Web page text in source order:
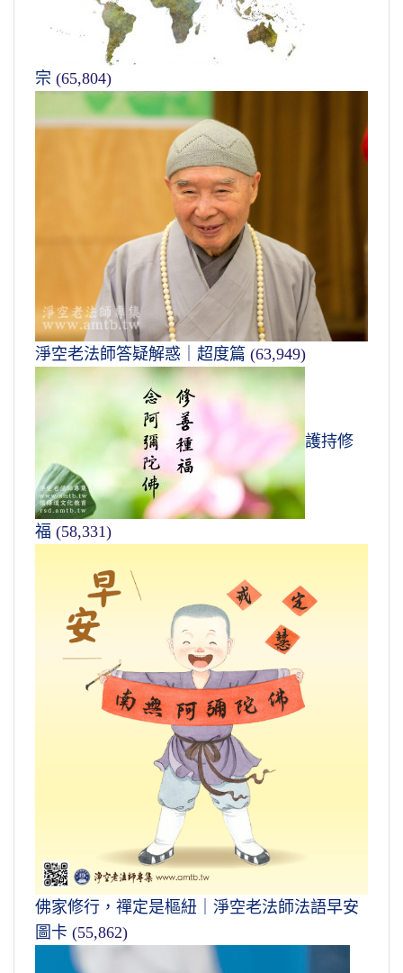
宗 (65,804)
淨空老法師答疑解惑｜超度篇 (63,949)
護持修
福 (58,331)
佛家修行，禪定是樞紐｜淨空老法師法語早安
圖卡 (55,862)